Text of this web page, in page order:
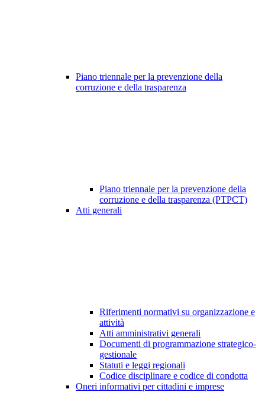
Piano triennale per la prevenzione della
corruzione e della trasparenza
Piano triennale per la prevenzione della
corruzione e della trasparenza (PTPCT)
Atti generali
Riferimenti normativi su organizzazione e
attività
Atti amministrativi generali
Documenti di programmazione strategico-
gestionale
Statuti e leggi regionali
Codice disciplinare e codice di condotta
Oneri informativi per cittadini e imprese